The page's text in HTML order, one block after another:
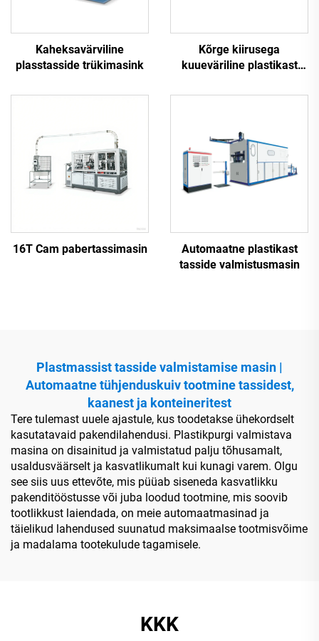
Kaheksavärviline
plasstasside trükimasink
Kõrge kiirusega
kuueväriline plastikast
16T Cam pabertassimasin
Automaatne plastikast
tasside valmistusmasin
Plastmassist tasside valmistamise masin |
Automaatne tühjenduskuiv tootmine tassidest,
kaanest ja konteineritest
Tere tulemast uuele ajastule, kus toodetakse ühekordselt
kasutatavaid pakendilahendusi. Plastikpurgi valmistava
masina on disainitud ja valmistatud palju tõhusamalt,
usaldusväärselt ja kasvatlikumalt kui kunagi varem. Olgu
see siis uus ettevõte, mis püüab siseneda kasvatlikku
pakenditööstusse või juba loodud tootmine, mis soovib
tootlikkust laiendada, on meie automaatmasinad ja
täielikud lahendused suunatud maksimaalse tootmisvõime
ja madalama tootekulude tagamisele.
KKK